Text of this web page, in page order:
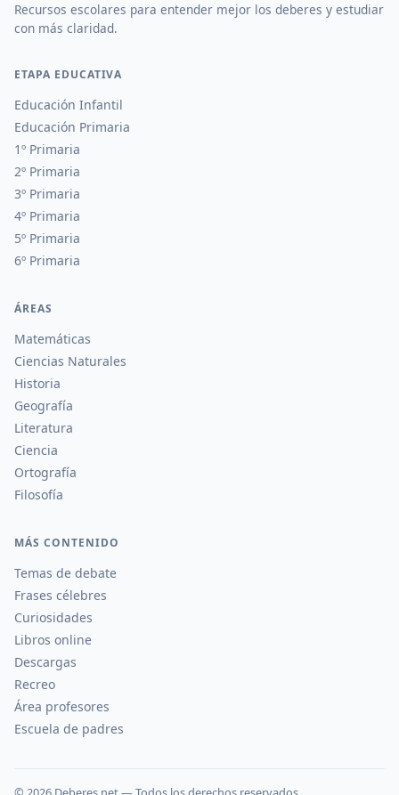
Recursos escolares para entender mejor los deberes y estudiar
con más claridad.
ETAPA EDUCATIVA
Educación Infantil
Educación Primaria
1º Primaria
2º Primaria
3º Primaria
4º Primaria
5º Primaria
6º Primaria
ÁREAS
Matemáticas
Ciencias Naturales
Historia
Geografía
Literatura
Ciencia
Ortografía
Filosofía
MÁS CONTENIDO
Temas de debate
Frases célebres
Curiosidades
Libros online
Descargas
Recreo
Área profesores
Escuela de padres